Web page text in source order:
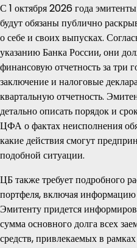
С 1 октября 2026 года
будут обязаны публично
о себе и своих выпусках.
указанию Банка России, они
финансовую отчетность за три
заключение и налоговые
квартальную отчетность.
детально описать порядок и
ЦФА о фактах неисполнения
какие действия смогут
подобной ситуации.
ЦБ также требует подробного
портфеля, включая информацию
Эмитенту придется
сумма основного долга всех
средств, привлекаемых в